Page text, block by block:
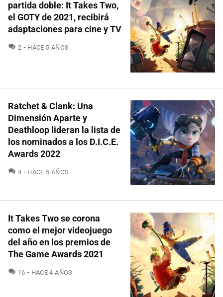
partida doble: It Takes Two,
el GOTY de 2021, recibirá
adaptaciones para cine y TV
2 COMENTARIOS
HACE 5 AÑOS
Ratchet & Clank: Una
Dimensión Aparte y
Deathloop lideran la lista de
los nominados a los D.I.C.E.
Awards 2022
4 COMENTARIOS
HACE 5 AÑOS
It Takes Two se corona
como el mejor videojuego
del año en los premios de
The Game Awards 2021
16 COMENTARIOS
HACE 4 AÑOS